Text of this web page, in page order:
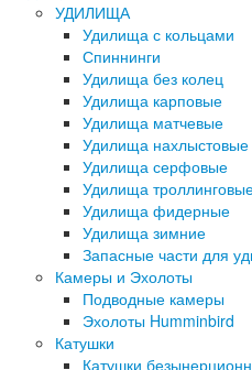
УДИЛИЩА
Удилища с кольцами
Спиннинги
Удилища без колец
Удилища карповые
Удилища матчевые
Удилища нахлыстовые
Удилища серфовые
Удилища
Удилища фидерные
Удилища зимние
Запасные части для
Камеры и Эхолоты
Подводные камеры
Эхолоты Humminbird
Катушки
Катушки